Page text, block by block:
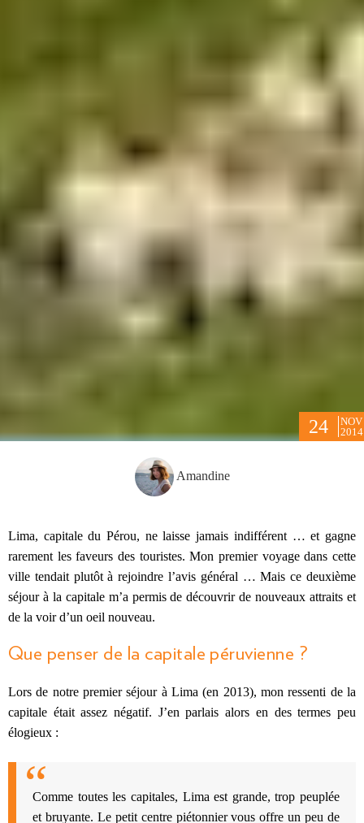
24
NOV
2014
Amandine
Lima, capitale du Pérou, ne laisse jamais indifférent … et gagne
rarement les faveurs des touristes. Mon premier voyage dans cette
ville tendait plutôt à rejoindre l’avis général … Mais ce deuxième
séjour à la capitale m’a permis de découvrir de nouveaux attraits et
de la voir d’un oeil nouveau.
Que penser de la capitale péruvienne ?
Lors de notre premier séjour à Lima (en 2013), mon ressenti de la
capitale était assez négatif. J’en parlais alors en des termes peu
élogieux :
Comme toutes les capitales, Lima est grande, trop peuplée
et bruyante. Le petit centre piétonnier vous offre un peu de